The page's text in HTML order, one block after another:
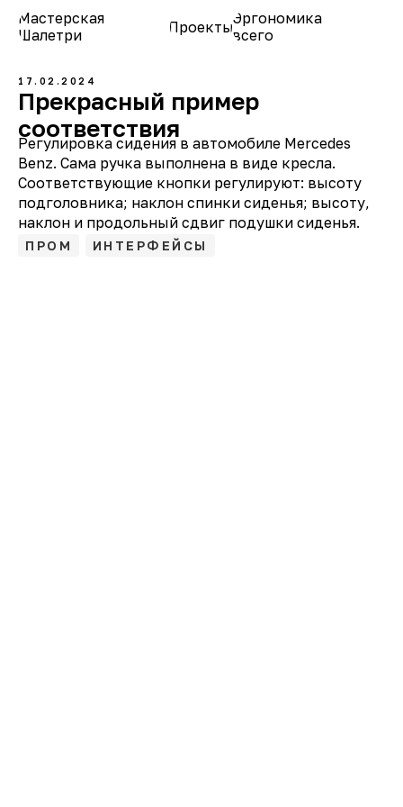
Мастерская
Шалетри
ПроектыЭргономика
всего
17.02.2024
Прекрасный пример
соответствия
Регулировка сидения в автомобиле Mercedes
Benz. Сама ручка выполнена в виде кресла.
Соответствующие кнопки регулируют: высоту
подголовника; наклон спинки сиденья; высоту,
наклон и продольный сдвиг подушки сиденья.
ПРОМ ИНТЕРФЕЙСЫ